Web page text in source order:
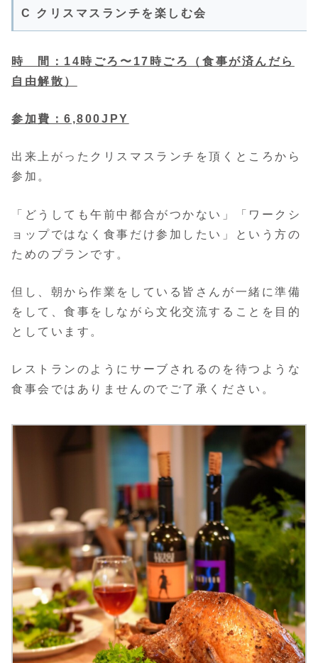
C クリスマスランチを楽しむ会
時 間：14時ごろ〜17時ごろ（食事が済んだら
自由解散）
参加費：6,800JPY
出来上がったクリスマスランチを頂くところから
参加。
「どうしても午前中都合がつかない」「ワークシ
ョップではなく食事だけ参加したい」という方の
ためのプランです。
但し、朝から作業をしている皆さんが一緒に準備
をして、食事をしながら文化交流することを目的
としています。
レストランのようにサーブされるのを待つような
食事会ではありませんのでご了承ください。